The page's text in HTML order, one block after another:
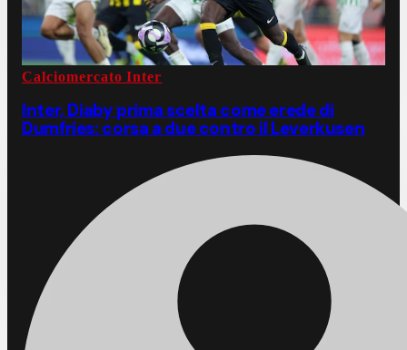
Calciomercato Inter
Inter, Diaby prima scelta come erede di
Dumfries: corsa a due contro il Leverkusen